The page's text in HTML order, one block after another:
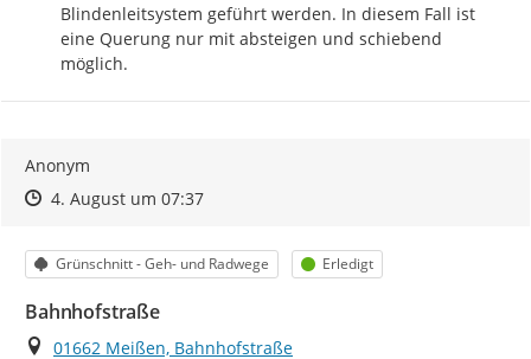
Blindenleitsystem geführt werden. In diesem Fall ist
eine Querung nur mit absteigen und schiebend
möglich.
Anonym
Zeitpunkt des Erstellens
Zeitpunkt des Erstellens
4. August um 07:37Zur Äußerung
Kategorie
Grünschnitt - Geh- und Radwege Status
Erledigt
Bahnhofstraße
Ort
01662 Meißen, Bahnhofstraße